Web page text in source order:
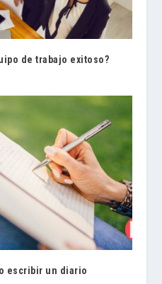
de trabajo exitoso?
escribir un diario